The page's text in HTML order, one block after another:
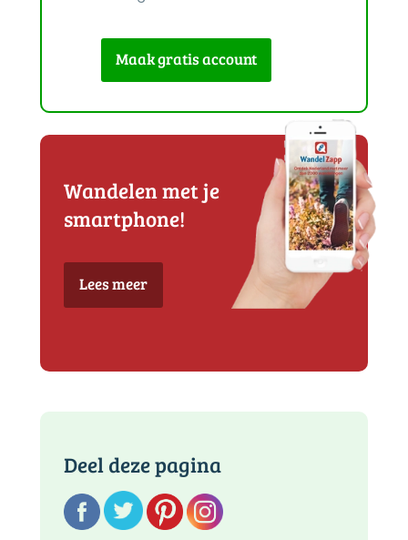
Maak gratis account
Wandelen met je
smartphone!
Lees meer
Deel deze pagina